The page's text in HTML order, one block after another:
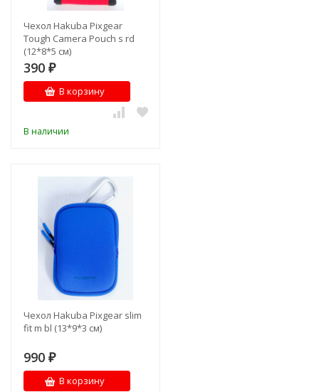
Чехол Hakuba Pixgear
Tough Camera Pouch s rd
(12*8*5 см)
390 ₽
В корзину
В наличии
Чехол Hakuba Pixgear slim
fit m bl (13*9*3 см)
990 ₽
В корзину